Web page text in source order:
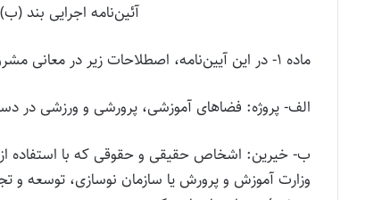
آئین‌نامه اجرایی بند (ب) تبصره (۱۳) قانون
ماده ۱- در این آیین‌نامه، اصطلاحات زیر در معانی مشروح مربوط به کار می‌روند:
الف- پروژه: فضاهای آموزشی، پرورشی و ورزشی
ب- خیرین: اشخاص حقیقی و حقوقی که با استفاده از
وزارت آموزش و پرورش یا سازمان نوسازی، توسعه و